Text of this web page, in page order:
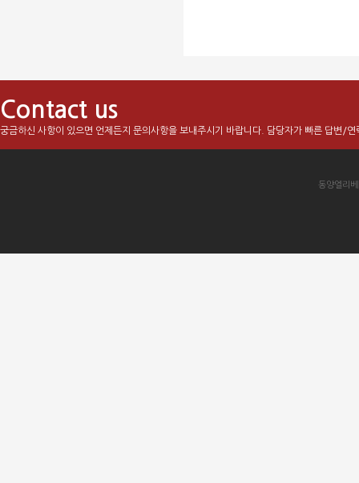
Contact us
궁금하신 사항이 있으면 언제든지 문의사항을 보내주시기 바랍니다. 담당자가 빠른 답변/연
동양엘리